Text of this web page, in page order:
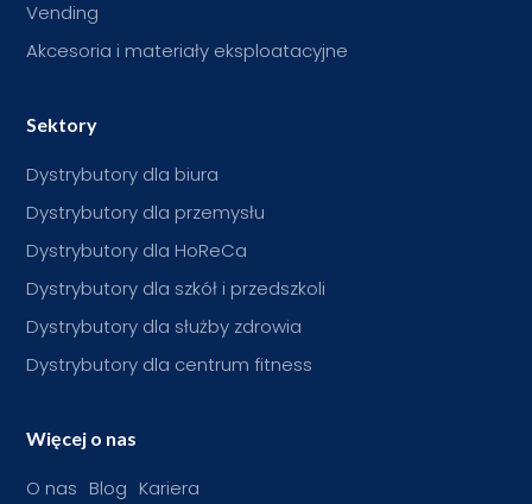
Vending
Akcesoria i materiały eksploatacyjne
Sektory
Dystrybutory dla biura
Dystrybutory dla przemysłu
Dystrybutory dla HoReCa
Dystrybutory dla szkół i przedszkoli
Dystrybutory dla służby zdrowia
Dystrybutory dla centrum fitness
Więcej o nas
O nas Blog Kariera